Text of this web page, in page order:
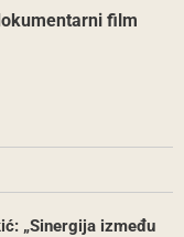
film
„Sinergija između